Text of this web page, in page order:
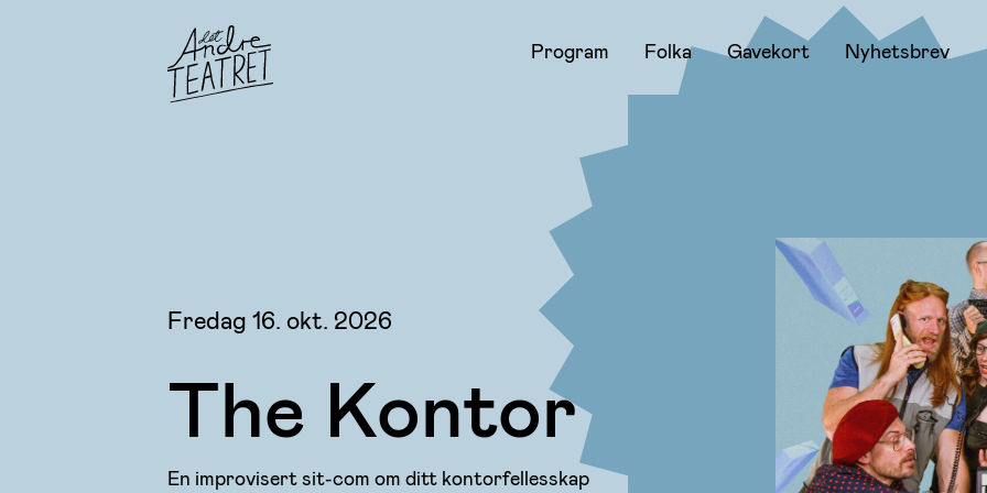
Program Folka Gavekort Nyhetsbrev
Fredag 16. okt. 2026
The Kontor
En improvisert sit-com om ditt kontorfellesskap